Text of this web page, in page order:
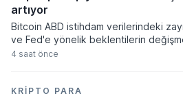
artıyor
Bitcoin ABD istihdam verilerindeki
ve Fed'e yönelik beklentilerin
haftayı yükselişle kapattı. Kripto para
açıklanacak enflasyon rakamlarına ve
4 saat önce
KRIPTO PARA